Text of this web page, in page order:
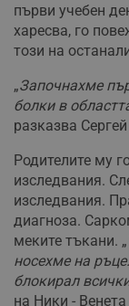
първи учебен
харесва, го
този на
„Започнахме
болки в
разказва
Родителите му
изследвания.
изследвания.
диагноза.
меките тъкани. „
носехме на
блокирал
на Ники -